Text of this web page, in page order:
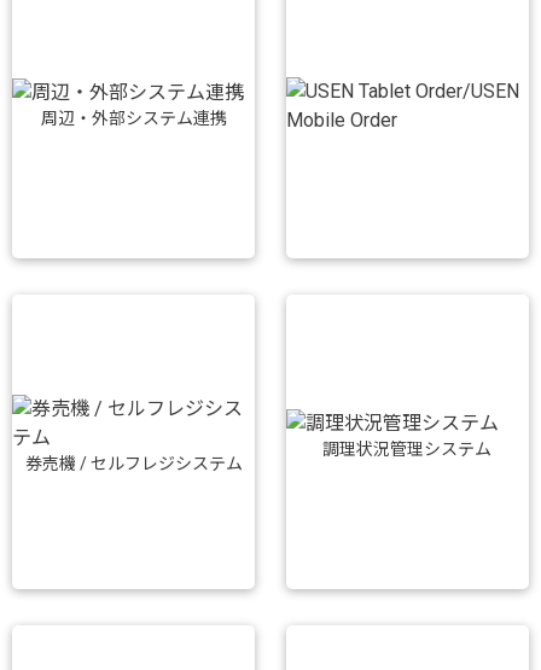
周辺・外部システム連携
券売機 / セルフレジシステム
調理状況管理システム